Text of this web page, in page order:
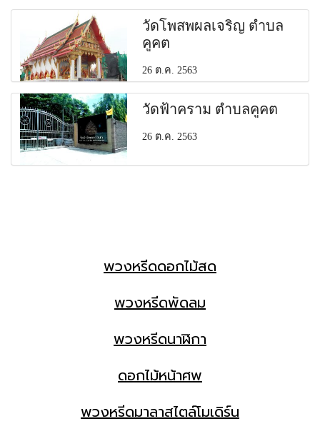
วัดโพสพผลเจริญ ตำบล
คูคต
26 ต.ค. 2563
วัดฟ้าคราม ตำบลคูคต
26 ต.ค. 2563
พวงหรีดดอกไม้สด
พวงหรีดพัดลม
พวงหรีดนาฬิกา
ดอกไม้หน้าศพ
พวงหรีดมาลาสไตล์โมเดิร์น